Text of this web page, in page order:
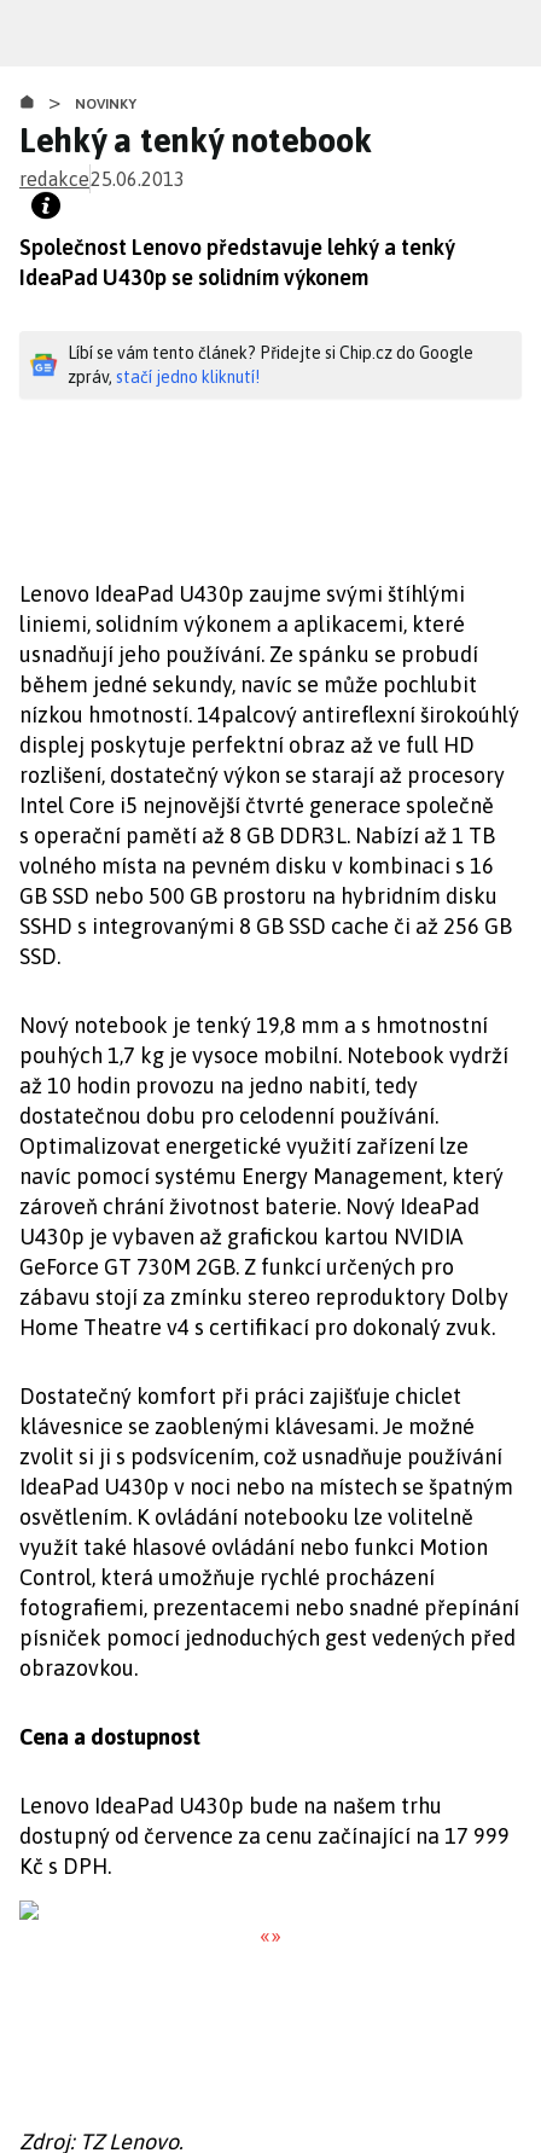
obsahu
> NOVINKY
Lehký a tenký notebook
redakce25.06.2013
Společnost Lenovo představuje lehký a tenký
IdeaPad U430p se solidním výkonem
Líbí se vám tento článek? Přidejte si Chip.cz do Google
zpráv, stačí jedno kliknutí!
Lenovo IdeaPad U430p zaujme svými štíhlými
liniemi, solidním výkonem a aplikacemi, které
usnadňují jeho používání. Ze spánku se probudí
během jedné sekundy, navíc se může pochlubit
nízkou hmotností. 14palcový antireflexní širokoúhlý
displej poskytuje perfektní obraz až ve full HD
rozlišení, dostatečný výkon se starají až procesory
Intel Core i5 nejnovější čtvrté generace společně
s operační pamětí až 8 GB DDR3L. Nabízí až 1 TB
volného místa na pevném disku v kombinaci s 16
GB SSD nebo 500 GB prostoru na hybridním disku
SSHD s integrovanými 8 GB SSD cache či až 256 GB
SSD.
Nový notebook je tenký 19,8 mm a s hmotnostní
pouhých 1,7 kg je vysoce mobilní. Notebook vydrží
až 10 hodin provozu na jedno nabití, tedy
dostatečnou dobu pro celodenní používání.
Optimalizovat energetické využití zařízení lze
navíc pomocí systému Energy Management, který
zároveň chrání životnost baterie. Nový IdeaPad
U430p je vybaven až grafickou kartou NVIDIA
GeForce GT 730M 2GB. Z funkcí určených pro
zábavu stojí za zmínku stereo reproduktory Dolby
Home Theatre v4 s certifikací pro dokonalý zvuk.
Dostatečný komfort při práci zajišťuje chiclet
klávesnice se zaoblenými klávesami. Je možné
zvolit si ji s podsvícením, což usnadňuje používání
IdeaPad U430p v noci nebo na místech se špatným
osvětlením. K ovládání notebooku lze volitelně
využít také hlasové ovládání nebo funkci Motion
Control, která umožňuje rychlé procházení
fotografiemi, prezentacemi nebo snadné přepínání
písniček pomocí jednoduchých gest vedených před
obrazovkou.
Cena a dostupnost
Lenovo IdeaPad U430p bude na našem trhu
dostupný od července za cenu začínající na 17 999
Kč s DPH.
«»
Zdroj: TZ Lenovo.